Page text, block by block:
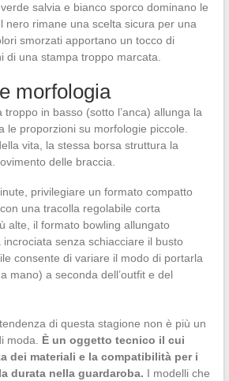
salvia e bianco sporco dominano le
nero rimane una scelta sicura per una
smorzati apportano un tocco di
di una stampa troppo marcata.
morfologia
troppo in basso (sotto l’anca) allunga la
le proporzioni su morfologie piccole.
vita, la stessa borsa struttura la
delle braccia.
privilegiare un formato compatto
una tracolla regolabile corta
alte, il formato bowling allungato
senza schiacciare il busto
consente di variare il modo di portarla
mano) a seconda dell’outfit e del
di questa stagione non è più un
moda. È un oggetto tecnico il cui
dei materiali e la compatibilità per i
durata nella guardaroba. I modelli che